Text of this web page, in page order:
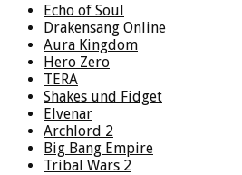
Echo of Soul
Drakensang Online
Aura Kingdom
Hero Zero
TERA
Shakes und Fidget
Elvenar
Archlord 2
Big Bang Empire
Tribal Wars 2